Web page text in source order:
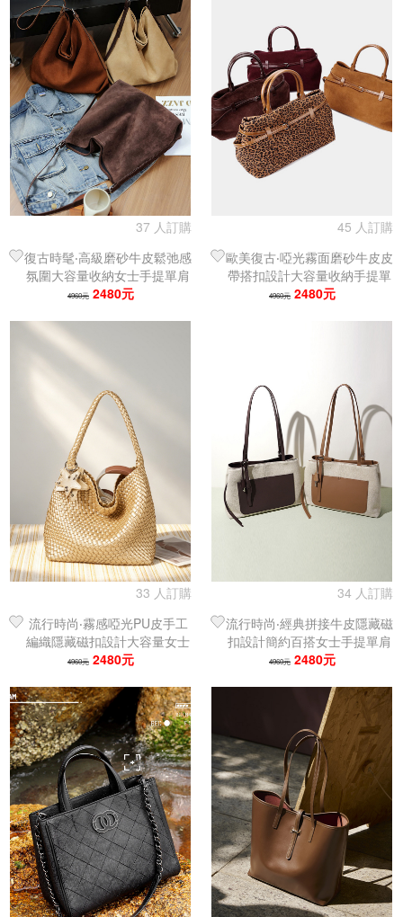
37 人訂購
復古時髦‧高級磨砂牛皮鬆弛感
氛圍大容量收納女士手提單肩
包｜托特包
4960元 2480元
45 人訂購
歐美復古‧啞光霧面磨砂牛皮皮
帶搭扣設計大容量收納手提單
肩包｜托特包
4960元 2480元
33 人訂購
流行時尚‧霧感啞光PU皮手工
編織隱藏磁扣設計大容量女士
手提單肩包｜托特包
4960元 2480元
34 人訂購
流行時尚‧經典拼接牛皮隱藏磁
扣設計簡約百搭女士手提單肩
包｜托特包
4960元 2480元